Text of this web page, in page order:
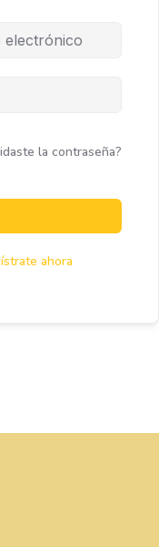
la contraseña?
ahora